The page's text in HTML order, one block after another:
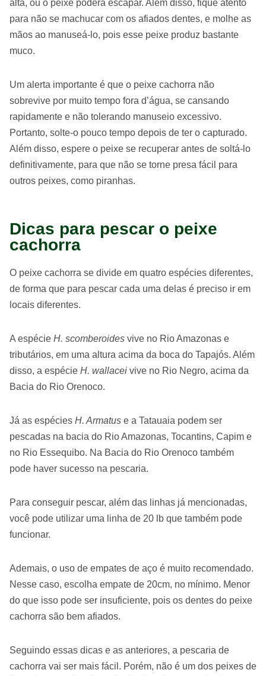
alta, ou o peixe poderá escapar. Além disso, fique atento
para não se machucar com os afiados dentes, e molhe as
mãos ao manuseá-lo, pois esse peixe produz bastante
muco.
Um alerta importante é que o peixe cachorra não
sobrevive por muito tempo fora d’água, se cansando
rapidamente e não tolerando manuseio excessivo.
Portanto, solte-o pouco tempo depois de ter o capturado.
Além disso, espere o peixe se recuperar antes de soltá-lo
definitivamente, para que não se torne presa fácil para
outros peixes, como piranhas.
Dicas para pescar o peixe
cachorra
O peixe cachorra se divide em quatro espécies diferentes,
de forma que para pescar cada uma delas é preciso ir em
locais diferentes.
A espécie H. scomberoides vive no Rio Amazonas e
tributários, em uma altura acima da boca do Tapajós. Além
disso, a espécie H. wallacei vive no Rio Negro, acima da
Bacia do Rio Orenoco.
Já as espécies H. Armatus e a Tatauaia podem ser
pescadas na bacia do Rio Amazonas, Tocantins, Capim e
no Rio Essequibo. Na Bacia do Rio Orenoco também
pode haver sucesso na pescaria.
Para conseguir pescar, além das linhas já mencionadas,
você pode utilizar uma linha de 20 lb que também pode
funcionar.
Ademais, o uso de empates de aço é muito recomendado.
Nesse caso, escolha empate de 20cm, no mínimo. Menor
do que isso pode ser insuficiente, pois os dentes do peixe
cachorra são bem afiados.
Seguindo essas dicas e as anteriores, a pescaria de
cachorra vai ser mais fácil. Porém, não é um dos peixes de